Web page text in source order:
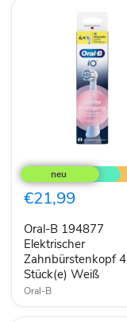
B
194877
Elektrischer
Zahnbürstenkopf
Stück(e)
Weiß
€21,99
Oral-B 194877
Elektrischer
Zahnbürstenkopf 4
Stück(e) Weiß
Oral-B